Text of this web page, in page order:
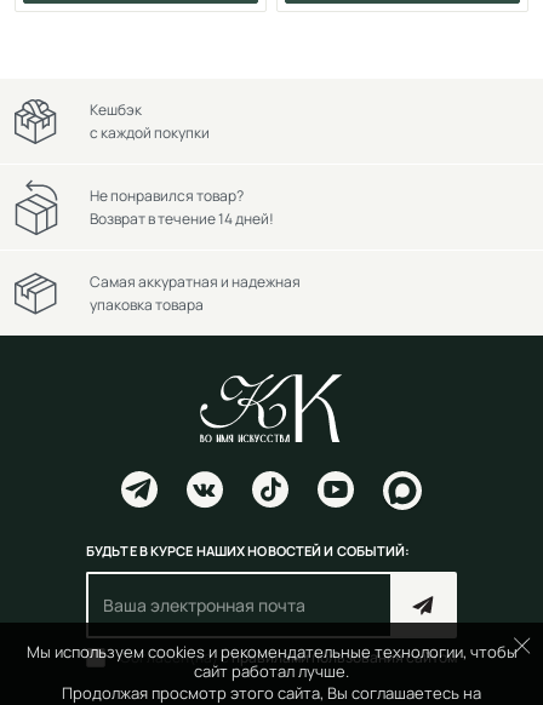
Мы используем cookies и рекомендательные технологии, чтобы
сайт работал лучше.
Продолжая просмотр этого сайта, Вы соглашаетесь на
Кешбэк
с каждой покупки
Не понравился товар?
Возврат в течение 14 дней!
Самая аккуратная и надежная
упаковка товара
БУДЬТЕ В КУРСЕ НАШИХ НОВОСТЕЙ И СОБЫТИЙ:
Согласен(на) справилами пользования сайтом